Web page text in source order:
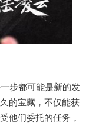
步都可能是新的发
的宝藏，不仅能获
他们委托的任务，